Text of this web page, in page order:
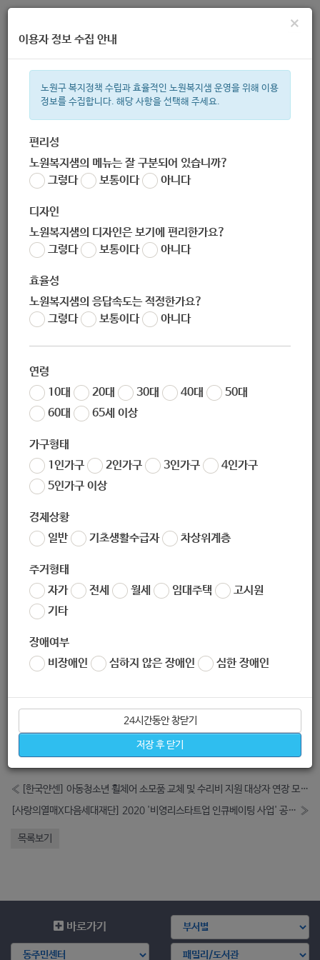
주간 인기검색어
한눈으로 보는 복지 정보
×
이용자 정보 수집 안내
노원구 복지정책 수립과 효율적인 노원복지샘 운영을 위해 이용
정보를 수집합니다. 해당 사항을 선택해 주세요.
편리성
노원복지샘의 메뉴는 잘 구분되어 있습니까?
그렇다
보통이다 아니다
디자인
노원복지샘의 디자인은 보기에 편리한가요?
그렇다
보통이다 아니다
효율성
노원복지샘의 응답속도는 적정한가요?
그렇다
보통이다 아니다
연령
10대
20대 30대 40대
50대
60대
65세 이상
가구형태
1인가구
2인가구 3인가구
4인가구
5인가구 이상
경제상황
일반
기초생활수급자 차상위계층
주거형태
자가
전세 월세 임대주택
고시원
기타
장애여부
비장애인
심하지 않은 장애인 심한 장애인
24시간동안 창닫기
저장 후 닫기
[한국사회복지협의회]2020년 「위드(with)하나 생활환경 개선
사업」 차량지원 신청 공고 (- 9.14)
작성자 노원 복지샘
작성일 2020-08-26 11:22
는 하나금융나눔재단과 함께하는
「위드(with)하나 생활환경 개선사업」
관계자 여러분의 많은 관심과 지원 바랍니다.
안내문에는 포함하지 않은 내용이 있으니, 반드시 붙임파일
의 공고문을 참고하시기 바랍니다
* 출 처 :https://www.bokji.net/not/nti/01_01.bokji?BOAR
DIDX=24951
좋아요0 싫어요0 인쇄
붙임12020년위드하나생활환경개선사업차량지원공고안내.hwp
«
[한국얀센] 아동청소년 휠체어 소모품 교체 및 수리비 지원 대상자 연장 모집(~8/31)
[사랑의열매X다음세대재단] 2020 '비영리스타트업 인큐베이팅 사업' 공모 안내 ( -9.21) »
목록보기
바로가기